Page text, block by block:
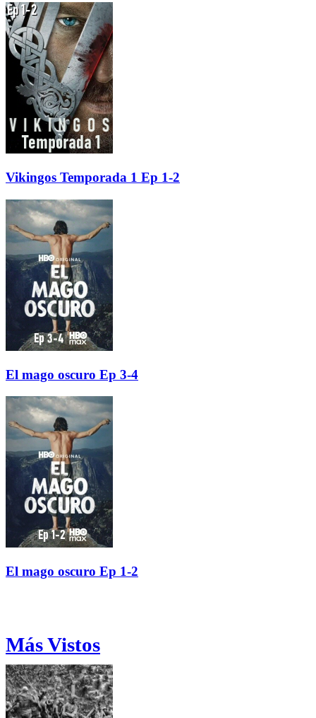
Vikingos Temporada 1 Ep 1-2
El mago oscuro Ep 3-4
El mago oscuro Ep 1-2
Más Vistos